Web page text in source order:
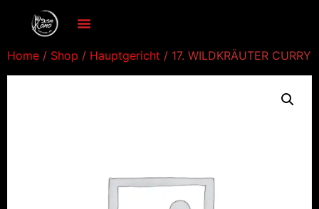
Home / Shop / Hauptgericht / 17. WILDKRÄUTER CURRY